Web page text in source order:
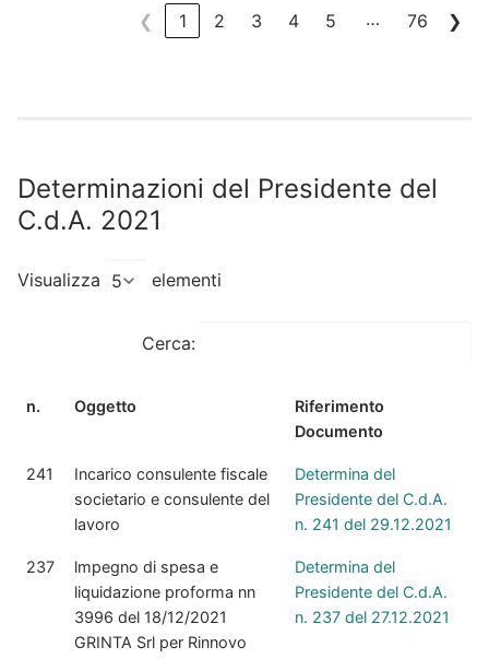
❮ 1 2 3 4 5 … 76 ❯
Determinazioni del Presidente del
C.d.A. 2021
Visualizza elementi
Cerca:
n. Oggetto
Riferimento
Documento
241
Incarico consulente fiscale
societario e consulente del
lavoro
Determina del
Presidente del C.d.A.
n. 241 del 29.12.2021
237
lmpegno di spesa e
liquidazione proforma nn
3996 del 18/12/2021
GRINTA Srl per Rinnovo
Determina del
Presidente del C.d.A.
n. 237 del 27.12.2021